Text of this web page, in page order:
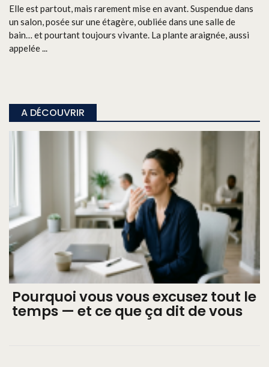
Elle est partout, mais rarement mise en avant. Suspendue dans
un salon, posée sur une étagère, oubliée dans une salle de
bain… et pourtant toujours vivante. La plante araignée, aussi
appelée ...
A DÉCOUVRIR
Pourquoi vous vous excusez tout le
temps — et ce que ça dit de vous